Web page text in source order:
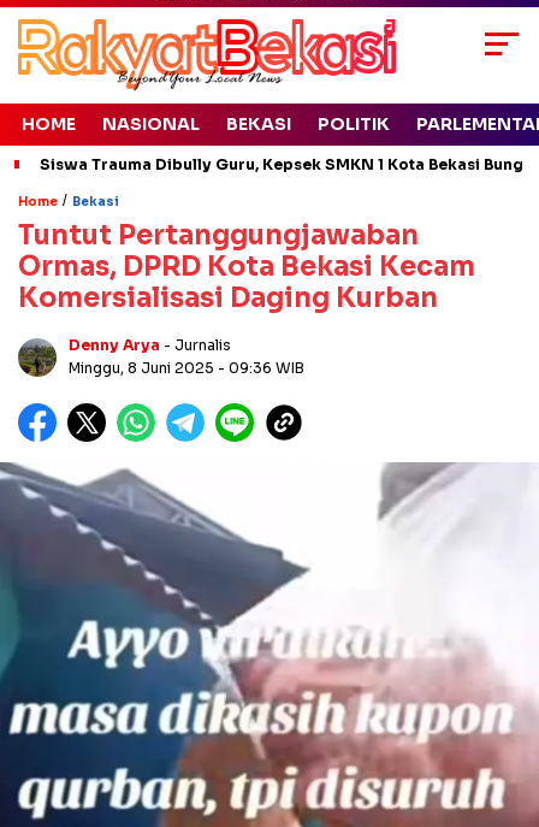
HOME NASIONAL BEKASI POLITIK
Siswa Trauma Dibully Guru, Kepsek SMKN 1 Kota Bekasi
Home / Bekasi
Tuntut Pertanggungjawaban
Ormas, DPRD Kota Bekasi Kecam
Komersialisasi Daging Kurban
Denny Arya - Jurnalis
Minggu, 8 Juni 2025 - 09:36 WIB